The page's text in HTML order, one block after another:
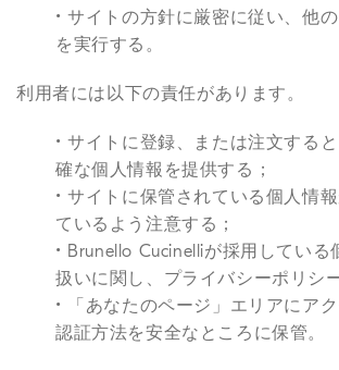
• サイトの方針に厳密に従い、他
を実行する。
利用者には以下の責任があります。
• サイトに登録、または注文する
確な個人情報を提供する；
• サイトに保管されている個人情
ているよう注意する；
• Brunello Cucinelliが採用している
扱いに関し、プライバシーポリシ
• 「あなたのページ」エリアにア
認証方法を安全なところに保管。